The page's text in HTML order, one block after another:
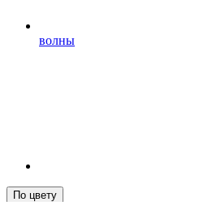
волны
По цвету